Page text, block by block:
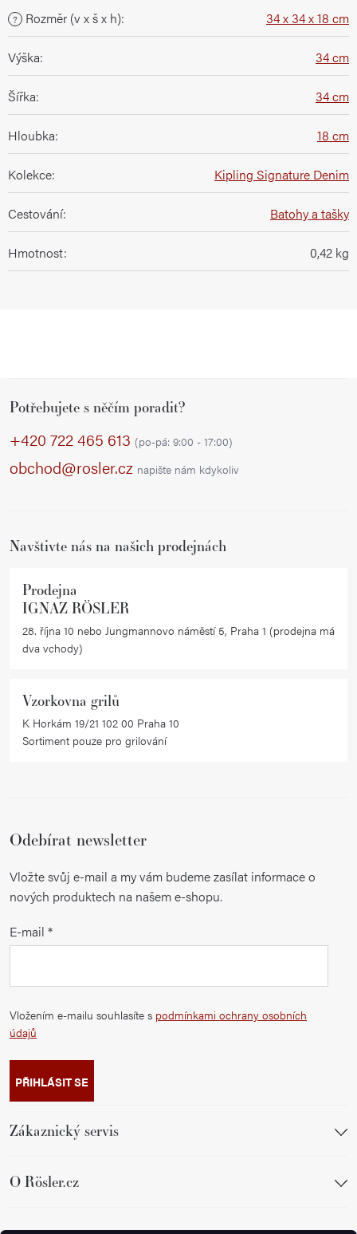
? Rozměr (v x š x h): 34 x 34 x 18 cm
Výška: 34 cm
Šířka: 34 cm
Hloubka: 18 cm
Kolekce: Kipling Signature Denim
Cestování: Batohy a tašky
Hmotnost: 0,42 kg
Potřebujete s něčím poradit?
+420 722 465 613 (po-pá: 9:00 - 17:00)
obchod@rosler.cz napište nám kdykoliv
Navštivte nás na našich prodejnách
Prodejna
IGNAZ RÖSLER
28. října 10 nebo Jungmannovo náměstí 5, Praha 1 (prodejna má
dva vchody)
Vzorkovna grilů
K Horkám 19/21 102 00 Praha 10
Sortiment pouze pro grilování
Odebírat newsletter
Vložte svůj e-mail a my vám budeme zasílat informace o
nových produktech na našem e-shopu.
E-mail
Vložením e-mailu souhlasíte s podmínkami ochrany osobních
údajů
PŘIHLÁSIT SE
Zákaznický servis
O Rösler.cz